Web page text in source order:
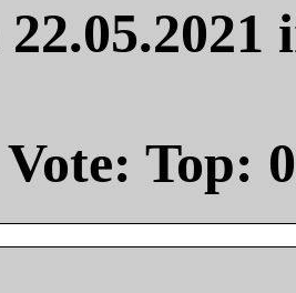
Vote: Top: 0